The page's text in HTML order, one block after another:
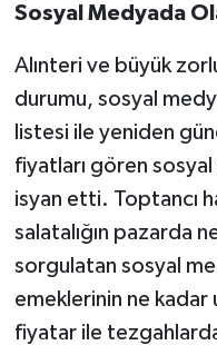
Sosyal Medyada
Alınteri ve büyük
durumu, sosyal
listesi ile yeniden
fiyatları gören sosyal
isyan etti. Toptancı
salatalığın pazarda
sorgulatan sosyal
emeklerinin ne kadar
fiyatar ile tezgahlarda